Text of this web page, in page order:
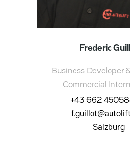
Frederic
Business Developer
Commercial
+43 662
Salzburg